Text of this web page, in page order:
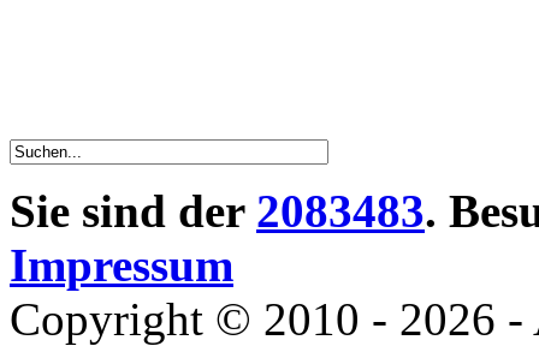
Sie sind der 2083483.
Impressum
Copyright © 2010 - 2026 -